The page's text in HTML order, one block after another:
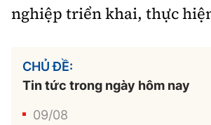
nghiệp triển khai, thực
CHỦ ĐỀ:
Tin tức trong ngày hôm nay
09/08